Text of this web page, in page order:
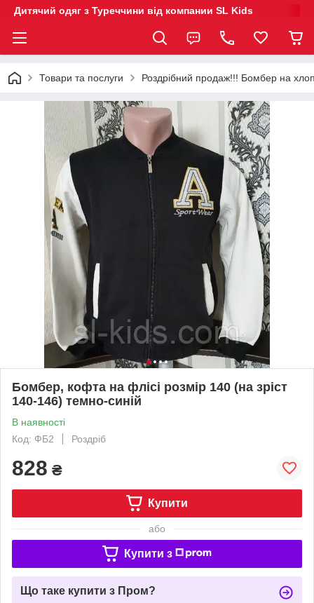
Дитячий одяг з Туреччини від компании SL Kids
Товари та послуги Роздрібний продаж!!! Бомбер на
Бомбер, кофта на флісі розмір 140 (на зріст
140-146) темно-синій
В наявності
Код: ФБ2
Роздріб
828 ₴
Купити
або
Купити з
Що таке купити з Пром?